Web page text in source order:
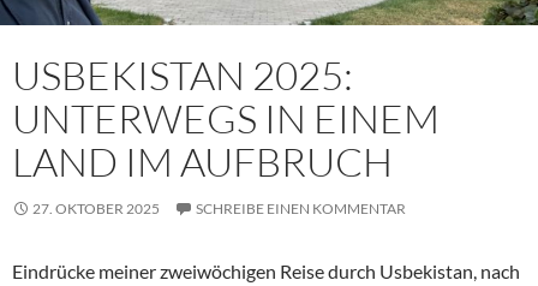
USBEKISTAN 2025:
UNTERWEGS IN EINEM
LAND IM AUFBRUCH
27. OKTOBER 2025 SCHREIBE EINEN KOMMENTAR
Eindrücke meiner zweiwöchigen Reise durch Usbekistan, nach